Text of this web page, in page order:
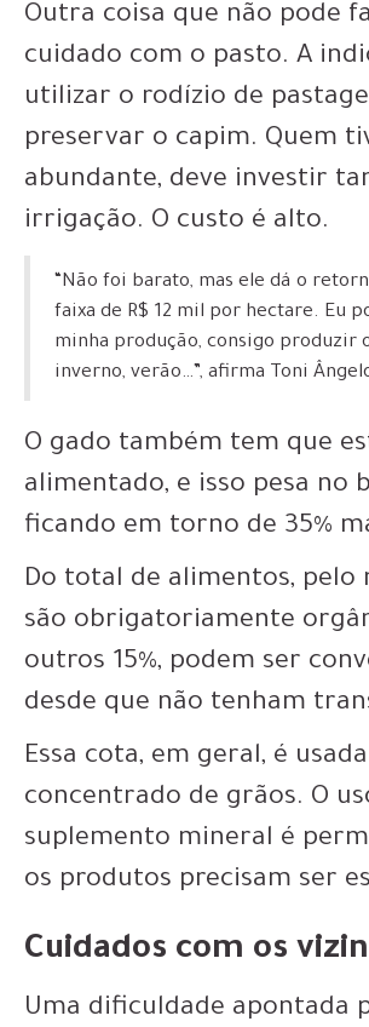
Outra coisa que não pode
cuidado com o pasto. A
utilizar o rodízio de
preservar o capim. Quem
abundante, deve investir
irrigação. O custo é alto.
“Não foi barato, mas ele dá o
faixa de R$ 12 mil por hectare. Eu
minha produção, consigo produzir
inverno, verão…”, afirma Toni
O gado também tem que
alimentado, e isso pesa no
ficando em torno de 35%
Do total de alimentos, pelo
são obrigatoriamente
outros 15%, podem ser
desde que não tenham
Essa cota, em geral, é
concentrado de grãos. O
suplemento mineral é
os produtos precisam ser
Cuidados com os
Uma dificuldade apontada